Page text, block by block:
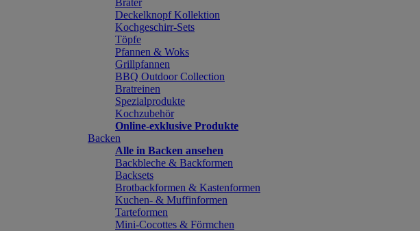
Bräter
Deckelknopf Kollektion
Kochgeschirr-Sets
Töpfe
Pfannen & Woks
Grillpfannen
BBQ Outdoor Collection
Bratreinen
Spezialprodukte
Kochzubehör
Online-exklusive Produkte
Backen
Alle in Backen ansehen
Backbleche & Backformen
Backsets
Brotbackformen & Kastenformen
Kuchen- & Muffinformen
Tarteformen
Mini-Cocottes & Förmchen